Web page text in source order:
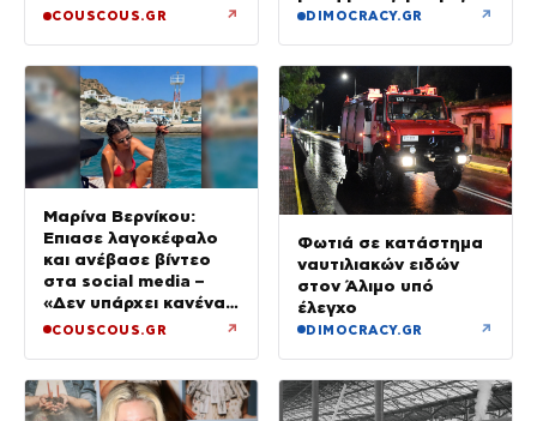
COUSCOUS.GR ↗ DIMOCRACY.GR ↗
Μαρίνα Βερνίκου:
Έπιασε λαγοκέφαλο
και ανέβασε βίντεο
στα social media –
«Δεν υπάρχει κανένας
λόγος να φοβόμαστε»
COUSCOUS.GR ↗
Φωτιά σε κατάστημα
ναυτιλιακών ειδών
στον Άλιμο υπό
έλεγχο
DIMOCRACY.GR ↗